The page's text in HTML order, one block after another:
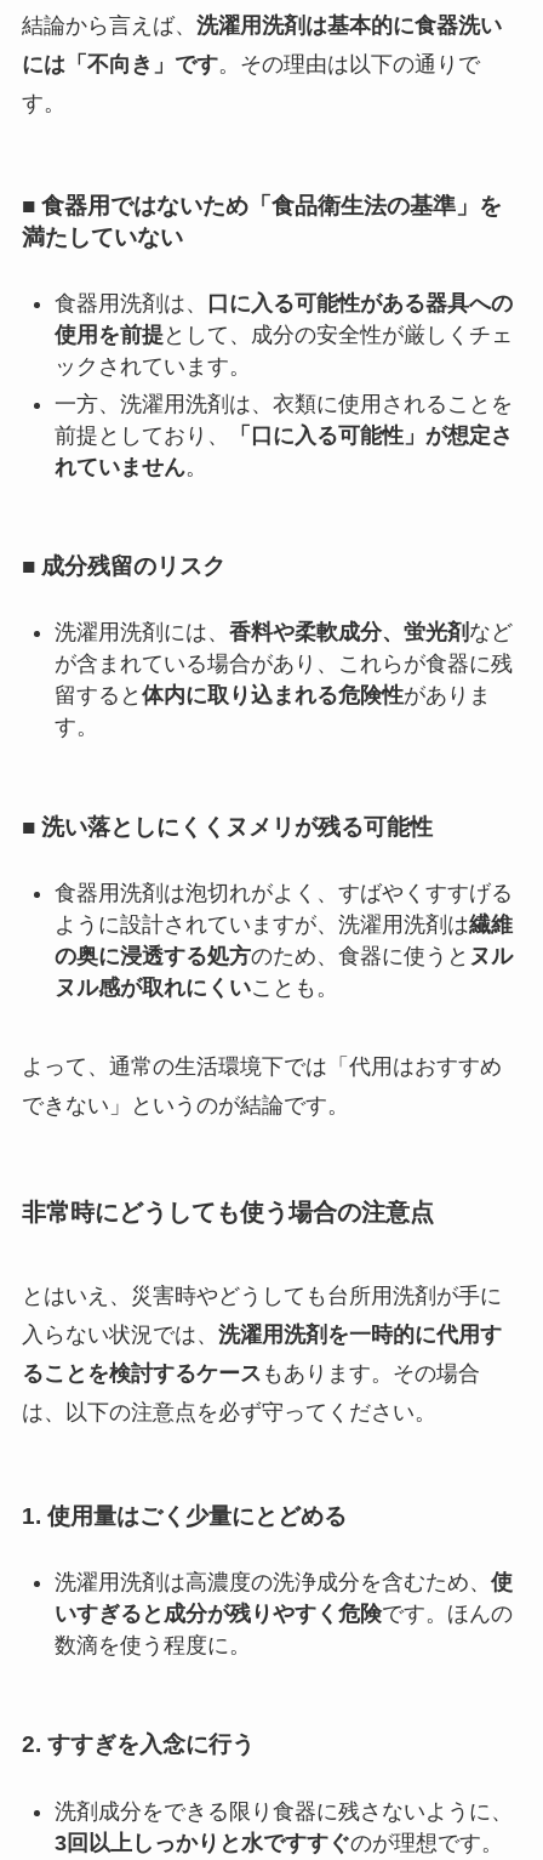
結論から言えば、 洗濯用洗剤は基本的に食器洗い
には「不向き」です。その理由は以下の通りで
す。
■ 食器用ではないため「食品衛生法の基準」を
満たしていない
食器用洗剤は、
口に入る可能性がある器具への
使用を前提として、成分の安全性が厳しくチェ
ックされています。
一方、洗濯用洗剤は、衣類に使用されることを
前提としており、
「口に入る可能性」が想定さ
れていません。
■ 成分残留のリスク
洗濯用洗剤には、 香料や柔軟成分、蛍光剤 など
が含まれている場合があり、これらが食器に残
留すると 体内に取り込まれる危険性がありま
す。
■ 洗い落としにくくヌメリが残る可能性
食器用洗剤は泡切れがよく、すばやくすすげる
ように設計されていますが、洗濯用洗剤は繊維
の奥に浸透する処方のため、食器に使うと ヌル
ヌル感が取れにくいことも。
よって、通常の生活環境下では「代用はおすすめ
できない」というのが結論です。
非常時にどうしても使う場合の注意点
とはいえ、災害時やどうしても台所用洗剤が手に
入らない状況では、 洗濯用洗剤を一時的に代用す
ることを検討するケース もあります。その場合
は、以下の注意点を必ず守ってください。
1. 使用量はごく少量にとどめる
洗濯用洗剤は高濃度の洗浄成分を含むため、 使
いすぎると成分が残りやすく危険です。ほんの
数滴を使う程度に。
2. すすぎを入念に行う
洗剤成分をできる限り食器に残さないように、
3回以上しっかりと水ですすぐのが理想です。